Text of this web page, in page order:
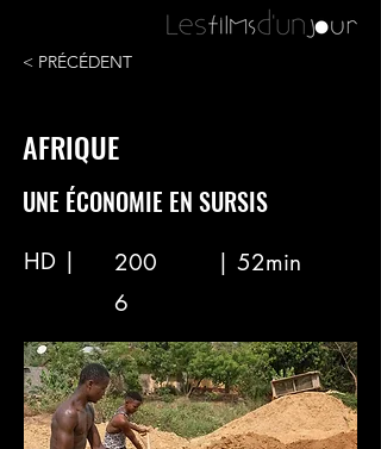
< PRÉCÉDENT
AFRIQUE
UNE ÉCONOMIE EN SURSIS
HD |
200
6
| 52min